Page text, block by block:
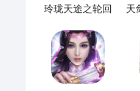
玲珑天途之轮回